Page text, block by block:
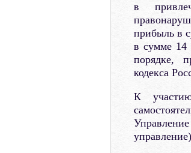
в
прибыль в
в сумме 14
порядке,
кодекса
К